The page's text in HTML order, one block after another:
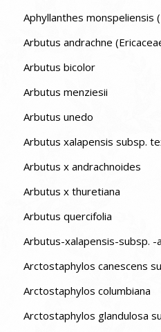
Aphyllanthes monspeliensis
Arbutus andrachne
Arbutus bicolor
Arbutus menziesii
Arbutus unedo
Arbutus xalapensis subsp.
Arbutus x andrachnoides
Arbutus x thuretiana
Arbutus quercifolia
Arbutus-xalapensis-subsp. -
Arctostaphylos canescens
Arctostaphylos columbiana
Arctostaphylos glandulosa